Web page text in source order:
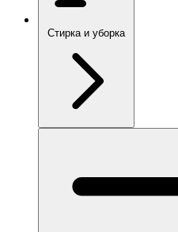
Стирка и уборка